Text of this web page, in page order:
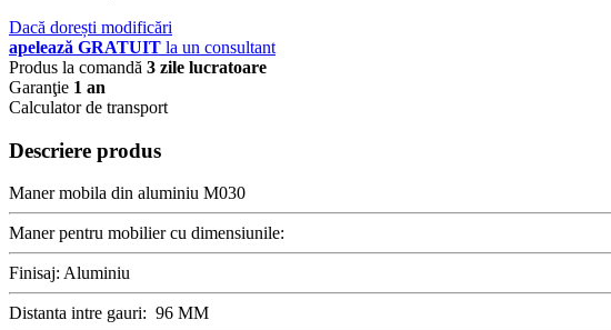
Dacă dorești modificări
apelează GRATUIT la un consultant
Produs la comandă 3 zile lucratoare
Garanţie 1 an
Calculator de transport
Descriere produs
Maner mobila din aluminiu M030
Maner pentru mobilier cu dimensiunile:
Finisaj: Aluminiu
Distanta intre gauri: 96 MM